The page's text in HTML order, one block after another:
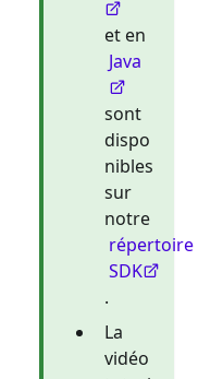
et en
Java
sont
dispo
nibles
sur
notre
répertoire
SDK
.
La
vidéo